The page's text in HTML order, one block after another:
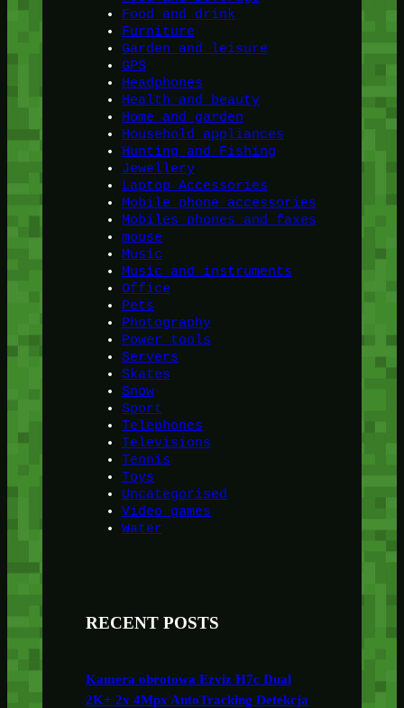
Food and drink
Furniture
Garden and leisure
GPS
Headphones
Health and beauty
Home and garden
Household appliances
Hunting and Fishing
Jewellery
Laptop Accessories
Mobile phone accessories
Mobiles phones and faxes
mouse
Music
Music and instruments
Office
Pets
Photography
Power tools
Servers
Skates
Snow
Sport
Telephones
Televisions
Tennis
Toys
Uncategorised
Video games
Water
RECENT POSTS
Kamera obrotowa Ezviz H7c Dual
2K+ 2x 4Mpx AutoTracking Detekcja